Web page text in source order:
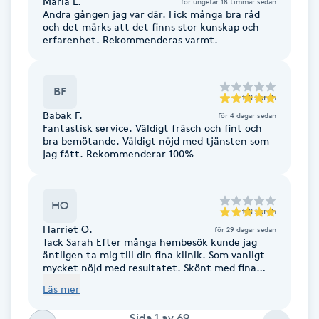
Faceliftmassage
Fet hårbotten
Fibromassage
Fotmassage
Andra gången jag var där. Fick många bra råd
och det märks att det finns stor kunskap och
erfarenhet. Rekommenderas varmt.
BF till Sarah
Babak F. för 4 dagar sedan
Fantastisk service. Väldigt fräsch och fint och
bra bemötande. Väldigt nöjd med tjänsten som
jag fått. Rekommenderar 100%
HO till Sarah
Harriet O. för 29 dagar sedan
Tack Sarah Efter många hembesök kunde jag
äntligen ta mig till din fina klinik. Som vanligt
mycket nöjd med resultatet. Skönt med fina
Läs mer